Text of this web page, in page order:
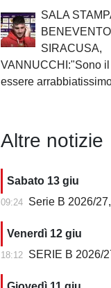
SALA
SIRACUSA,
VANNUCCHI:"Sono il
essere
Altre notizie
Sabato 13 giu
09:24 Serie B 2026/
Venerdì 12 giu
18:12 SERIE B 2026/